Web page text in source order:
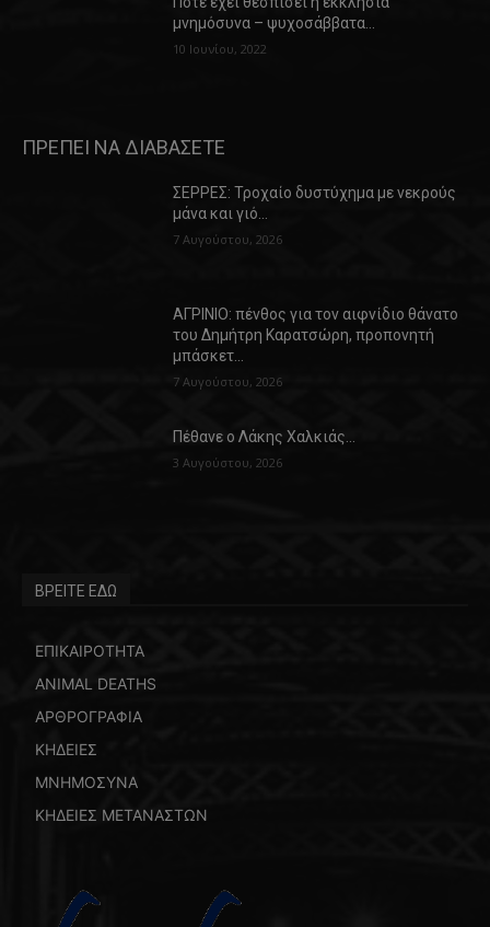
μνημόσυνα – ψυχοσάββατα…
10 Ιουνίου, 2022
ΠΡΕΠΕΙ ΝΑ ΔΙΑΒΑΣΕΤΕ
ΣΕΡΡΕΣ: Τροχαίο δυστύχημα με νεκρούς
μάνα και γιό…
7 Αυγούστου, 2026
ΑΓΡΙΝΙΟ: πένθος για τον αιφνίδιο θάνατο
του Δημήτρη Καρατσώρη, προπονητή
μπάσκετ…
7 Αυγούστου, 2026
Πέθανε ο Λάκης Χαλκιάς…
3 Αυγούστου, 2026
ΒΡΕΙΤΕ ΕΔΩ
ΕΠΙΚΑΙΡΟΤΗΤΑ
ANIMAL DEATHS
ΑΡΘΡΟΓΡΑΦΙΑ
ΚΗΔΕΙΕΣ
ΜΝΗΜΟΣΥΝΑ
ΚΗΔΕΙΕΣ ΜΕΤΑΝΑΣΤΩΝ